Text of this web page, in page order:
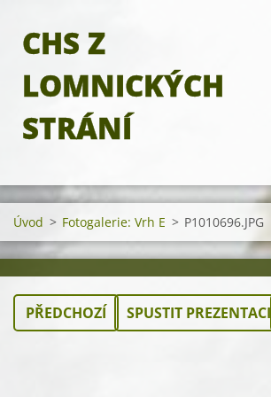
CHS Z
LOMNICKÝCH
STRÁNÍ
Úvod > Fotogalerie: Vrh E > P1010696.JPG
PŘEDCHOZÍ SPUSTIT PREZENTACI